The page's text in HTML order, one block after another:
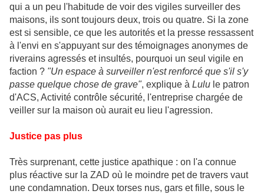
qui a un peu l'habitude de voir des vigiles surveiller des
maisons, ils sont toujours deux, trois ou quatre. Si la zone
est si sensible, ce que les autorités et la presse ressassent
à l'envi en s'appuyant sur des témoignages anonymes de
riverains agressés et insultés, pourquoi un seul vigile en
faction ? "Un espace à surveiller n'est renforcé que s'il s'y
passe quelque chose de grave", explique à Lulu le patron
d'ACS, Activité contrôle sécurité, l'entreprise chargée de
veiller sur la maison où aurait eu lieu l'agression.
Justice pas plus
Très surprenant, cette justice apathique : on l'a connue
plus réactive sur la ZAD où le moindre pet de travers vaut
une condamnation. Deux torses nus, gars et fille, sous le